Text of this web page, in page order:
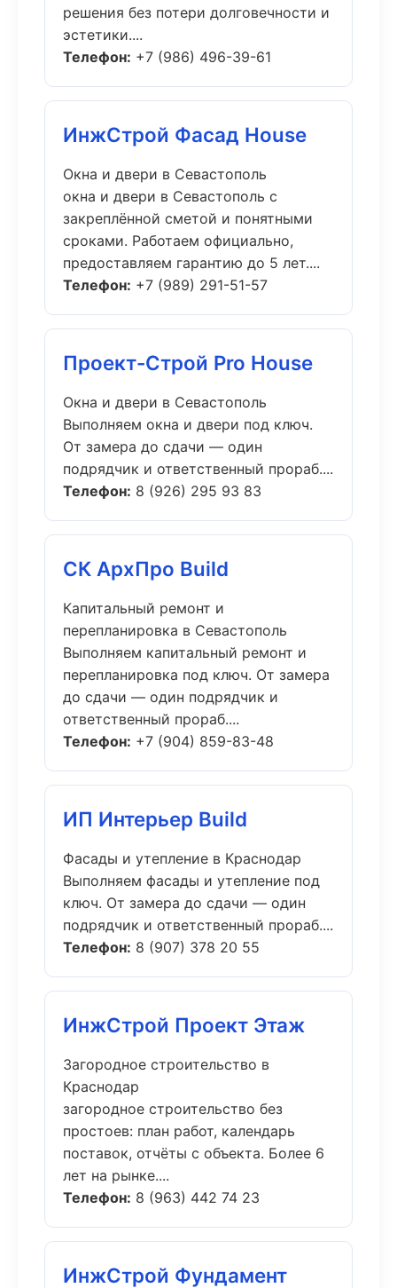
решения без потери долговечности и
эстетики....
Телефон: +7 (986) 496-39-61
ИнжСтрой Фасад House
Окна и двери в Севастополь
окна и двери в Севастополь с
закреплённой сметой и понятными
сроками. Работаем официально,
предоставляем гарантию до 5 лет....
Телефон: +7 (989) 291-51-57
Проект-Строй Pro House
Окна и двери в Севастополь
Выполняем окна и двери под ключ.
От замера до сдачи — один
подрядчик и ответственный прораб....
Телефон: 8 (926) 295 93 83
СК АрхПро Build
Капитальный ремонт и
перепланировка в Севастополь
Выполняем капитальный ремонт и
перепланировка под ключ. От замера
до сдачи — один подрядчик и
ответственный прораб....
Телефон: +7 (904) 859-83-48
ИП Интерьер Build
Фасады и утепление в Краснодар
Выполняем фасады и утепление под
ключ. От замера до сдачи — один
подрядчик и ответственный прораб....
Телефон: 8 (907) 378 20 55
ИнжСтрой Проект Этаж
Загородное строительство в
Краснодар
загородное строительство без
простоев: план работ, календарь
поставок, отчёты с объекта. Более 6
лет на рынке....
Телефон: 8 (963) 442 74 23
ИнжСтрой Фундамент